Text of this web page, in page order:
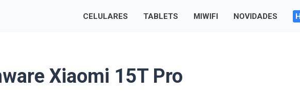
CELULARES TABLETS MIWIFI NOVIDADES
Xiaomi 15T Pro